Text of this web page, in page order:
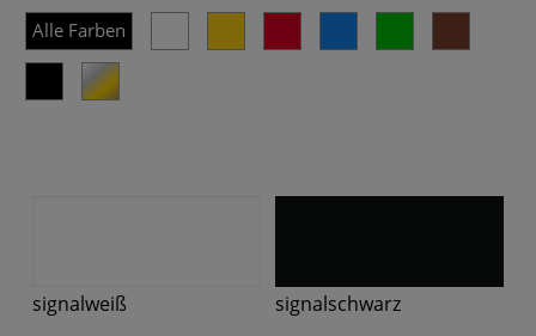
Alle Farben
signalweiß signalschwarz